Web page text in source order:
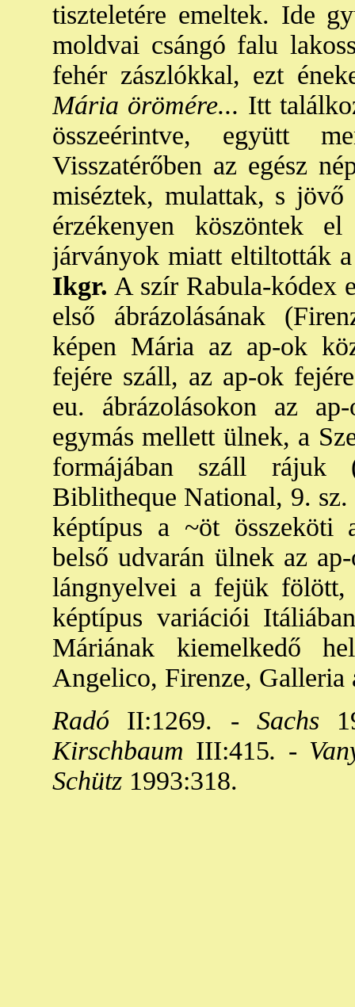
tiszteletére emeltek. Ide
moldvai csángó falu
fehér zászlókkal, ezt
Mária örömére... Itt
összeérintve, együtt
Visszatérőben az egész
miséztek, mulattak, s jövő
érzékenyen köszöntek
járványok miatt eltiltották
Ikgr. A szír Rabula-kódex
első ábrázolásának
képen Mária az ap-ok
fejére száll, az ap-ok
eu. ábrázolásokon az
egymás mellett ülnek, a
formájában száll rájuk
Biblitheque National, 9.
képtípus a ~öt összeköti
belső udvarán ülnek az
lángnyelvei a fejük
képtípus variációi
Máriának kiemelkedő
Angelico, Firenze,
Radó II:1269. - Sachs
Kirschbaum III:415. -
Schütz 1993:318.